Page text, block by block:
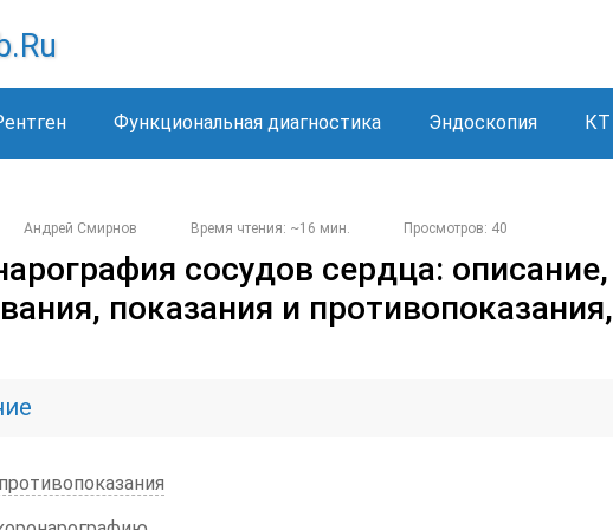
Функциональная диагностика Эндоскопия КТ
Андрей Смирнов Время чтения: ~16 мин. Просмотров: 40
сосудов сердца: описание,
показания и противопоказания,